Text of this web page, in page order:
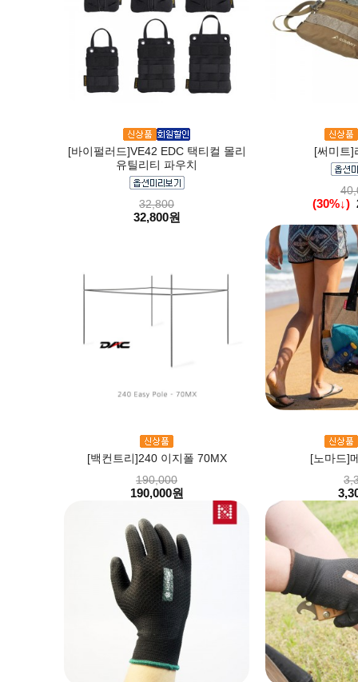
[바이펄러드]VE42 EDC 택티컬 몰리
유틸리티 파우치
32,800
32,800원
[써미트]
(30%↓)
[백컨트리]240 이지폴 70MX
190,000
190,000원
[노마드]